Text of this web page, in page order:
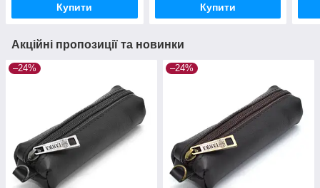
Купити Купити
Акційні пропозиції та новинки
–24% –24%